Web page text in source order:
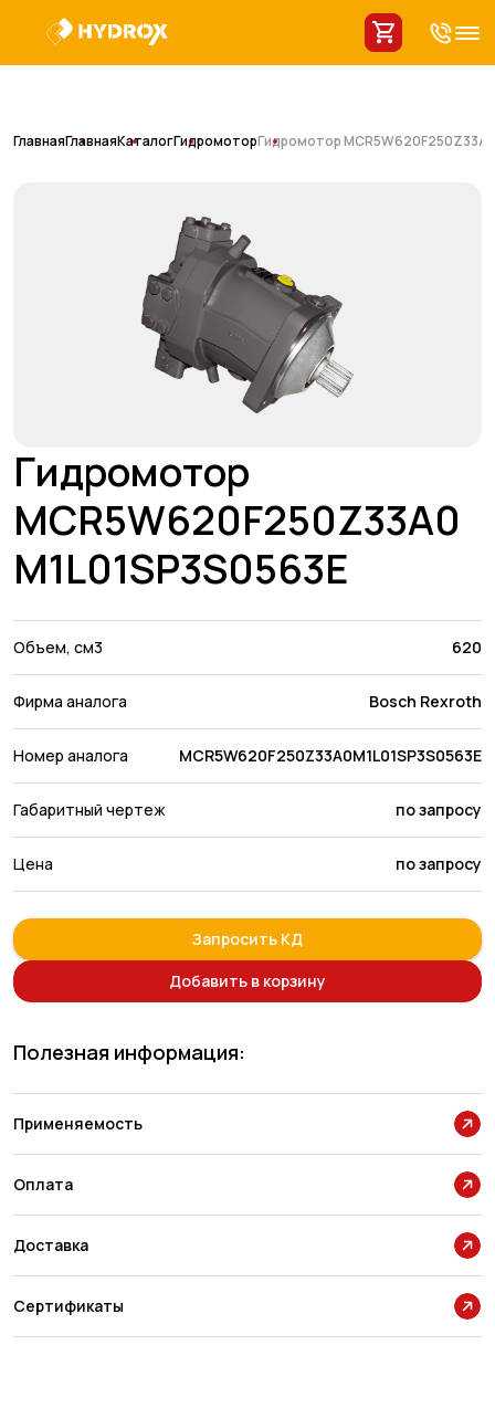
ГлавнаяГлавнаяКаталогГидромоторГидромотор
Гидромотор
MCR5W620F250Z33A0
M1L01SP3S0563E
Объем, см3 620
Фирма аналога Bosch Rexroth
Номер аналога MCR5W620F250Z33A0M1L01SP3S0563E
Габаритный чертеж по запросу
Цена по запросу
Запросить КД
Добавить в корзину
Полезная информация:
Применяемость
Оплата
Доставка
Сертификаты